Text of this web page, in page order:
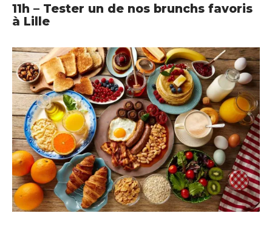
11h – Tester un de nos brunchs favoris
à Lille